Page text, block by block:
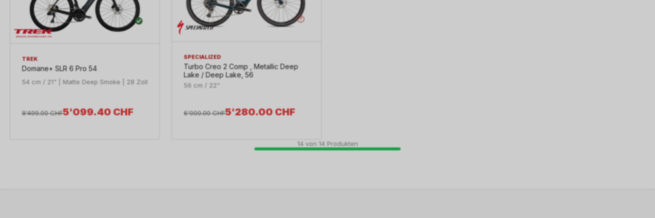
TREK
Domane+ SLR 6 Pro 54
54 cm / 21" | Matte Deep Smoke | 28 Zoll
5'099.40CHF
8'499.00 CHF
SPECIALIZED
Turbo Creo 2 Comp , Metallic Deep
Lake / Deep Lake, 56
56 cm / 22"
5'280.00CHF
6'000.00 CHF
14 von 14 Produkten